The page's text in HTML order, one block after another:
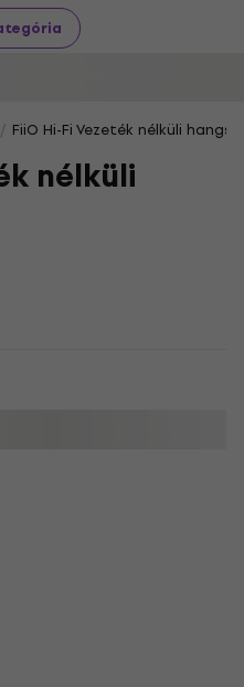
FiiO Hi-Fi Vezeték nélküli
nélküli